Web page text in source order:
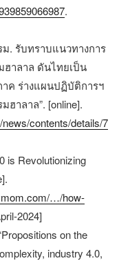
.
ม. รับทราบแนวทางการ
ฮาลาล ดันไทยเป็น
ค ร่างแผนปฏิบัติการฯ
าลาล”. [online].
contents/details/7
is Revolutionizing
…/how-
2024]
on the
industry 4.0,